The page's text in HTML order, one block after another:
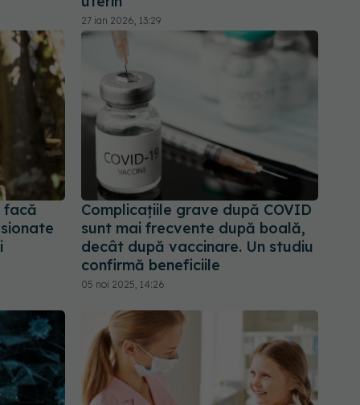
27 ian 2026, 13:29
facă
Complicațiile grave după COVID
sunt mai frecvente după boală,
decât după vaccinare. Un studiu
confirmă beneficiile
05 noi 2025, 14:26